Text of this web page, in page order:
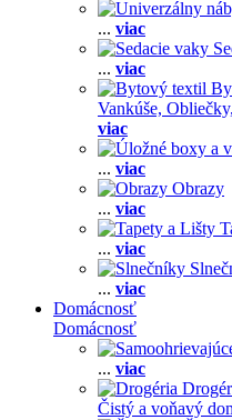
... viac
... viac
Vankúše, Obliečky,
viac
... viac
Obrazy
... viac
... viac
... viac
Domácnosť
Domácnosť
... viac
Čistý a voňavý